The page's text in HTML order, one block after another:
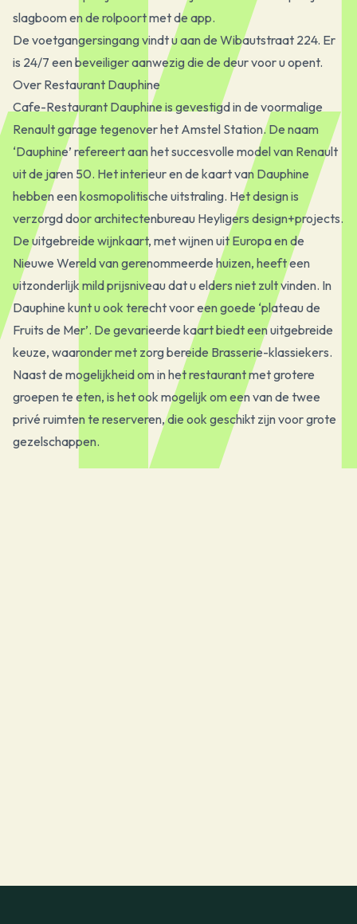
slagboom en de rolpoort met de app.
De voetgangersingang vindt u aan de Wibautstraat 224. Er
is 24/7 een beveiliger aanwezig die de deur voor u opent.
Over Restaurant Dauphine
Cafe-Restaurant Dauphine is gevestigd in de voormalige
Renault garage tegenover het Amstel Station. De naam
‘Dauphine’ refereert aan het succesvolle model van Renault
uit de jaren 50. Het interieur en de kaart van Dauphine
hebben een kosmopolitische uitstraling. Het design is
verzorgd door architectenbureau Heyligers design+projects.
De uitgebreide wijnkaart, met wijnen uit Europa en de
Nieuwe Wereld van gerenommeerde huizen, heeft een
uitzonderlijk mild prijsniveau dat u elders niet zult vinden. In
Dauphine kunt u ook terecht voor een goede ‘plateau de
Fruits de Mer’. De gevarieerde kaart biedt een uitgebreide
keuze, waaronder met zorg bereide Brasserie-klassiekers.
Naast de mogelijkheid om in het restaurant met grotere
groepen te eten, is het ook mogelijk om een van de twee
privé ruimten te reserveren, die ook geschikt zijn voor grote
gezelschappen.